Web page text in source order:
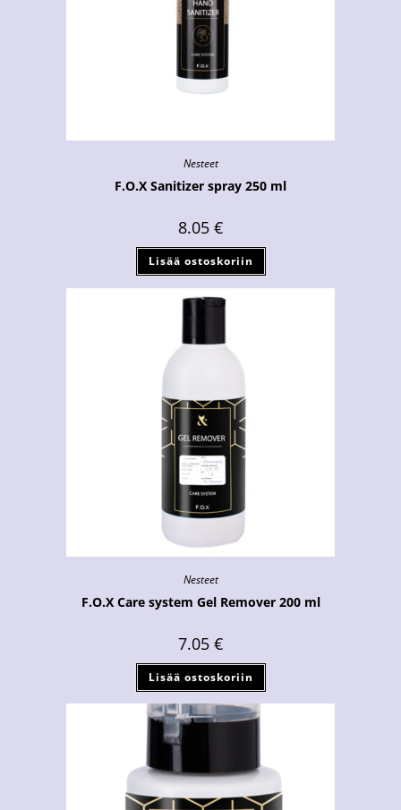
Nesteet
F.O.X Sanitizer spray 250 ml
8.05 €
Lisää ostoskoriin
Nesteet
F.O.X Care system Gel Remover 200 ml
7.05 €
Lisää ostoskoriin